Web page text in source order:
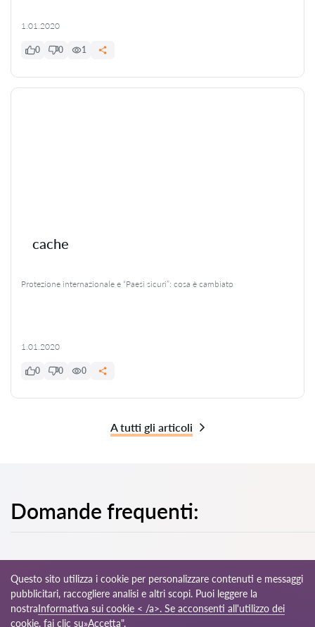
1.01.2020
0 0 1
cache
Protezione internazionale e “Paesi sicuri”: cosa è cambiato
1.01.2020
0 0 0
A tutti gli articoli
Domande frequenti:
© 2026 Avvocati-it.com
Questo sito utilizza i cookie per personalizzare contenuti e messaggi
pubblicitari, raccogliere analisi e altri scopi. Puoi leggere la
nostraInformativa sui cookie < /a>. Se acconsenti all'utilizzo dei
cookie, fai clic su»Accetta".